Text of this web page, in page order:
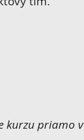
kurzu priamo v